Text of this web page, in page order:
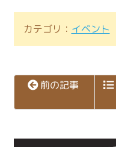
カテゴリ： イベント
前の記事